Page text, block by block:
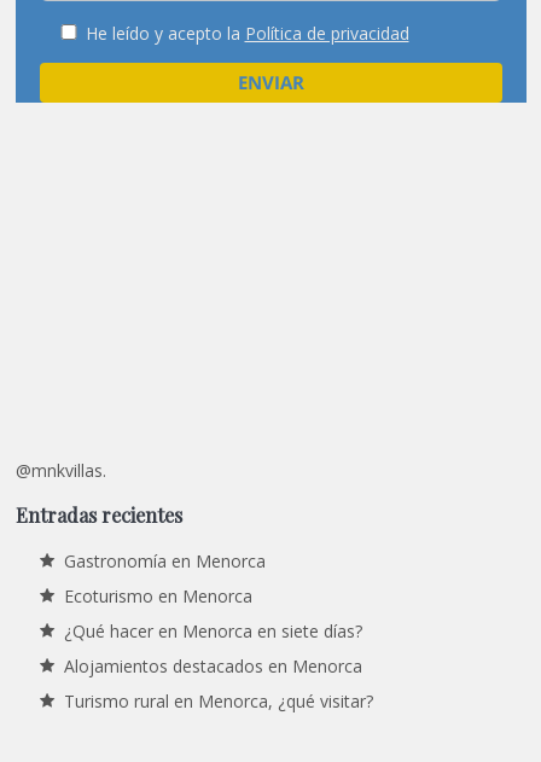
He leído y acepto la Política de privacidad
@mnkvillas.
Entradas recientes
Gastronomía en Menorca
Ecoturismo en Menorca
¿Qué hacer en Menorca en siete días?
Alojamientos destacados en Menorca
Turismo rural en Menorca, ¿qué visitar?